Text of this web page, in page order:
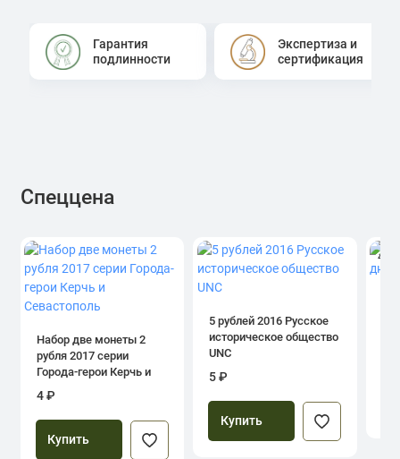
Гарантия
подлинности
Экспертиза и
сертификация
Спеццена
Набор две монеты 2
рубля 2017 серии
Города-герои Керчь и
Севастополь
4 ₽
Купить
5 рублей 2016 Русское
историческое общество
UNC
5 ₽
Купить
4.0